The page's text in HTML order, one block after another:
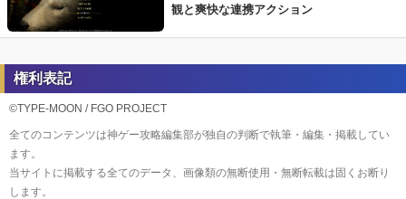
観と爽快な連携アクション
権利表記
©TYPE-MOON / FGO PROJECT
全てのコンテンツは神ゲー攻略編集部が独自の判断で執筆・編集・掲載してい
ます。
当サイトに掲載する全てのデータ、画像類の無断使用・無断転載は固くお断り
します。